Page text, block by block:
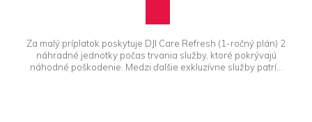
Za malý príplatok poskytuje DJI Care Refresh (1-ročný plán) 2
náhradné jednotky počas trvania služby, ktoré pokrývajú
náhodné poškodenie. Medzi ďalšie exkluzívne služby patrí...